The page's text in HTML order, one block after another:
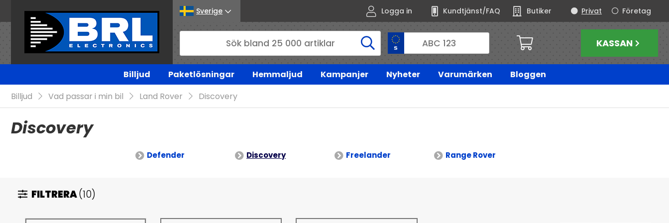
Sverige Logga in Kundtjänst/FAQ Butiker Företag
Privat
KASSAN
Billjud Paketlösningar Hemmaljud Kampanjer Nyheter Varumärken
Bloggen
Billjud
Vad passar i min bil Land Rover Discovery
Discovery
Defender Discovery Freelander Range Rover
FILTRERA(10)